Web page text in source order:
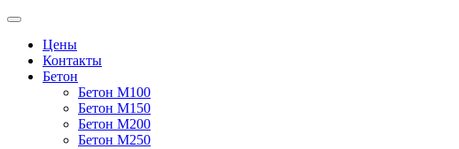
Цены
Контакты
Бетон
Бетон М100
Бетон М150
Бетон М200
Бетон М250